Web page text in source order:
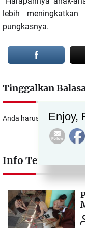
lebih meningkatkan
pungkasnya.
Tinggalkan
Anda harus masuk untuk
Info Terkait
Enjoy,